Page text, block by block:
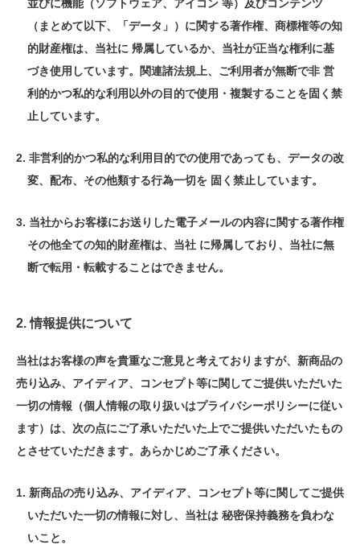
並びに機能（ソフトウェア、アイコン 等）及びコンテンツ
（まとめて以下、「データ」）に関する著作権、商標権等の知
的財産権は、当社に 帰属しているか、当社が正当な権利に基
づき使用しています。関連諸法規上、ご利用者が無断で非 営
利的かつ私的な利用以外の目的で使用・複製することを固く禁
止しています。
非営利的かつ私的な利用目的での使用であっても、データの改
変、配布、その他類する行為一切を 固く禁止しています。
当社からお客様にお送りした電子メールの内容に関する著作権
その他全ての知的財産権は、当社 に帰属しており、当社に無
断で転用・転載することはできません。
2. 情報提供について
当社はお客様の声を貴重なご意見と考えておりますが、新商品の
売り込み、アイディア、コンセプト等に関してご提供いただいた
一切の情報（個人情報の取り扱いはプライバシーポリシーに従い
ます）は、次の点にご了承いただいた上でご提供いただいたもの
とさせていただきます。あらかじめご了承ください。
新商品の売り込み、アイディア、コンセプト等に関してご提供
いただいた一切の情報に対し、当社は 秘密保持義務を負わな
いこと。